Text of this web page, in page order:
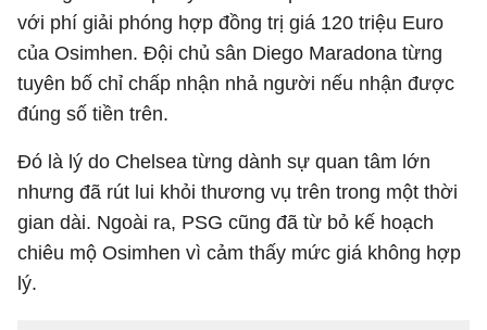
với phí giải phóng hợp đồng trị giá 120 triệu Euro
của Osimhen. Đội chủ sân Diego Maradona từng
tuyên bố chỉ chấp nhận nhả người nếu nhận được
đúng số tiền trên.
Đó là lý do Chelsea từng dành sự quan tâm lớn
nhưng đã rút lui khỏi thương vụ trên trong một thời
gian dài. Ngoài ra, PSG cũng đã từ bỏ kế hoạch
chiêu mộ Osimhen vì cảm thấy mức giá không hợp
lý.